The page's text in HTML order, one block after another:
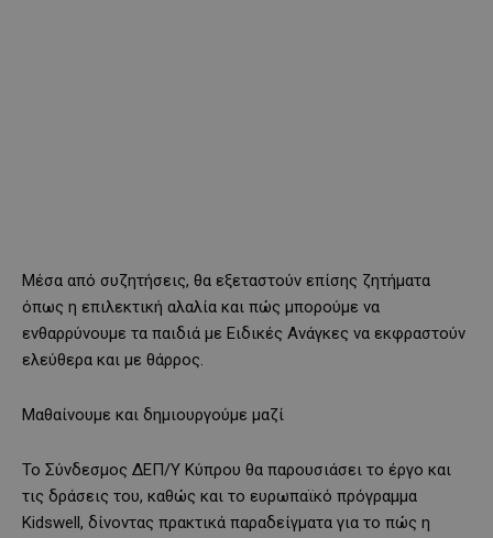
Μέσα από συζητήσεις, θα εξεταστούν επίσης ζητήματα
όπως η επιλεκτική αλαλία και πώς μπορούμε να
ενθαρρύνουμε τα παιδιά με Ειδικές Ανάγκες να εκφραστούν
ελεύθερα και με θάρρος.
Μαθαίνουμε και δημιουργούμε μαζί
Το Σύνδεσμος ΔΕΠ/Υ Κύπρου θα παρουσιάσει το έργο και
τις δράσεις του, καθώς και το ευρωπαϊκό πρόγραμμα
Kidswell, δίνοντας πρακτικά παραδείγματα για το πώς η